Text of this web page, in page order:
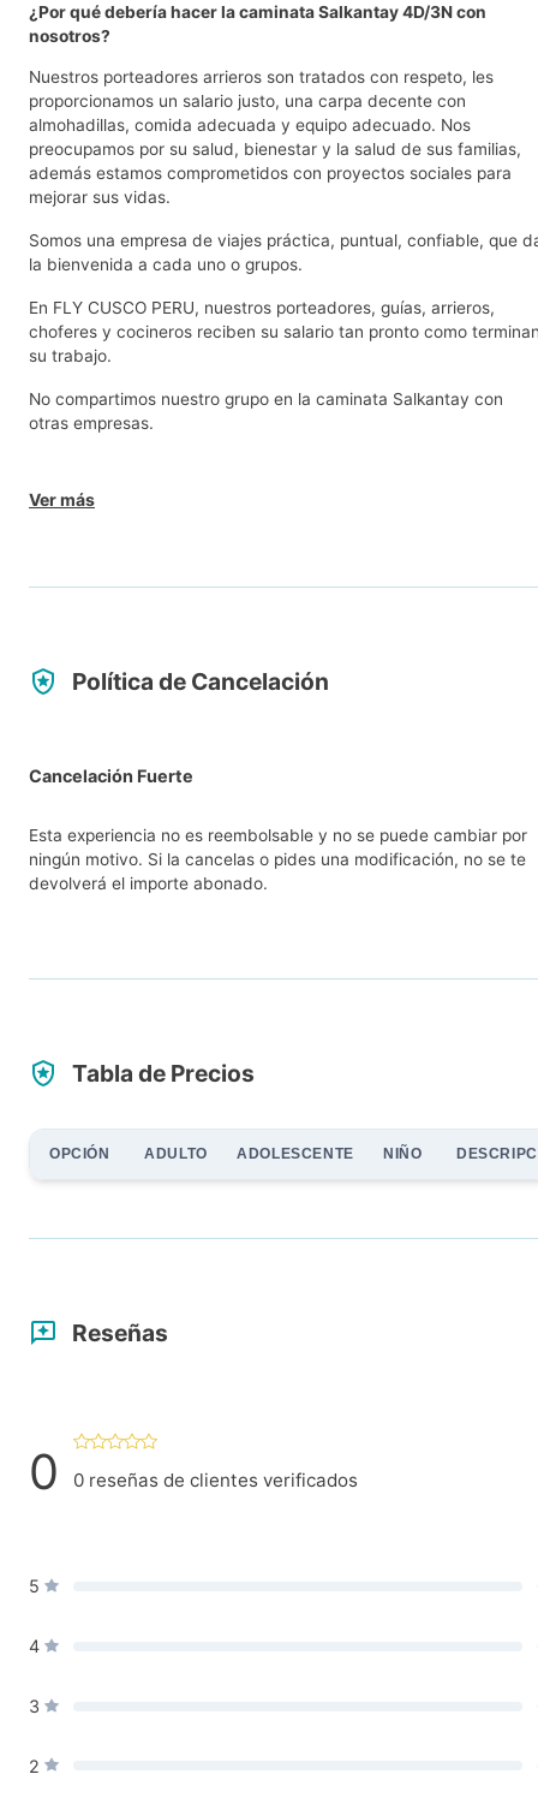
¿Por qué debería hacer la caminata Salkantay 4D/3N con
nosotros?
Nuestros porteadores arrieros son tratados con respeto, les
proporcionamos un salario justo, una carpa decente con
almohadillas, comida adecuada y equipo adecuado. Nos
preocupamos por su salud, bienestar y la salud de sus familias,
además estamos comprometidos con proyectos sociales para
mejorar sus vidas.
Somos una empresa de viajes práctica, puntual, confiable, que
la bienvenida a cada uno o grupos.
En FLY CUSCO PERU, nuestros porteadores, guías, arrieros,
choferes y cocineros reciben su salario tan pronto como
su trabajo.
No compartimos nuestro grupo en la caminata Salkantay con
otras empresas.
Ver más
Política de Cancelación
Cancelación Fuerte
Esta experiencia no es reembolsable y no se puede cambiar por
ningún motivo. Si la cancelas o pides una modificación, no se te
devolverá el importe abonado.
Tabla de Precios
OPCIÓN ADULTO ADOLESCENTE NIÑO
Reseñas
0 0 reseñas de clientes verificados
5
4
3
2